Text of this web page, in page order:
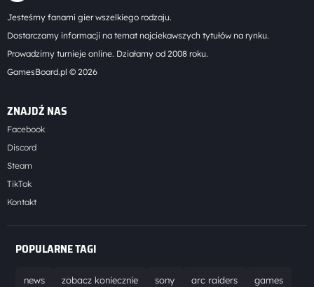
Jesteśmy fanami gier wszelkiego rodzaju.
Dostarczamy informacji na temat najciekawszych tytułów na rynku.
Prowadzimy turnieje online. Działamy od 2008 roku.
GamesBoard.pl © 2026
ZNAJDŹ NAS
Facebook
Discord
Steam
TikTok
Kontakt
POPULARNE TAGI
news zobacz koniecznie sony arc raiders games